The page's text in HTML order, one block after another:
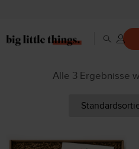
Alle 3 Ergebnisse